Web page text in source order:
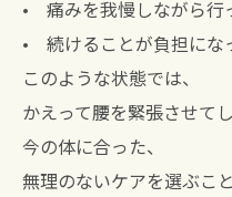
• 痛みを我慢しながら行
• 続けることが負担にな
このような状態では、
かえって腰を緊張させて
今の体に合った、
無理のないケアを選ぶこ